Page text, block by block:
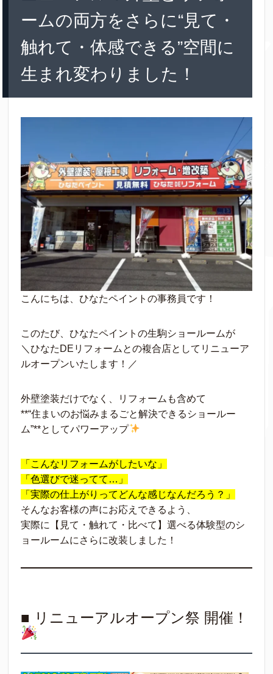
ームの両方をさらに“見て・
触れて・体感できる”空間に
生まれ変わりました！
こんにちは、ひなたペイントの事務員です！
このたび、ひなたペイントの生駒ショールームが
＼ひなたDEリフォームとの複合店としてリニューア
ルオープンいたします！／
外壁塗装だけでなく、リフォームも含めて
**“住まいのお悩みまるごと解決できるショールー
ム”**としてパワーアップ
「こんなリフォームがしたいな」
「色選びで迷ってて…」
「実際の仕上がりってどんな感じなんだろう？」
そんなお客様の声にお応えできるよう、
実際に【見て・触れて・比べて】選べる体験型のシ
ョールームにさらに改装しました！
■ リニューアルオープン祭 開催！